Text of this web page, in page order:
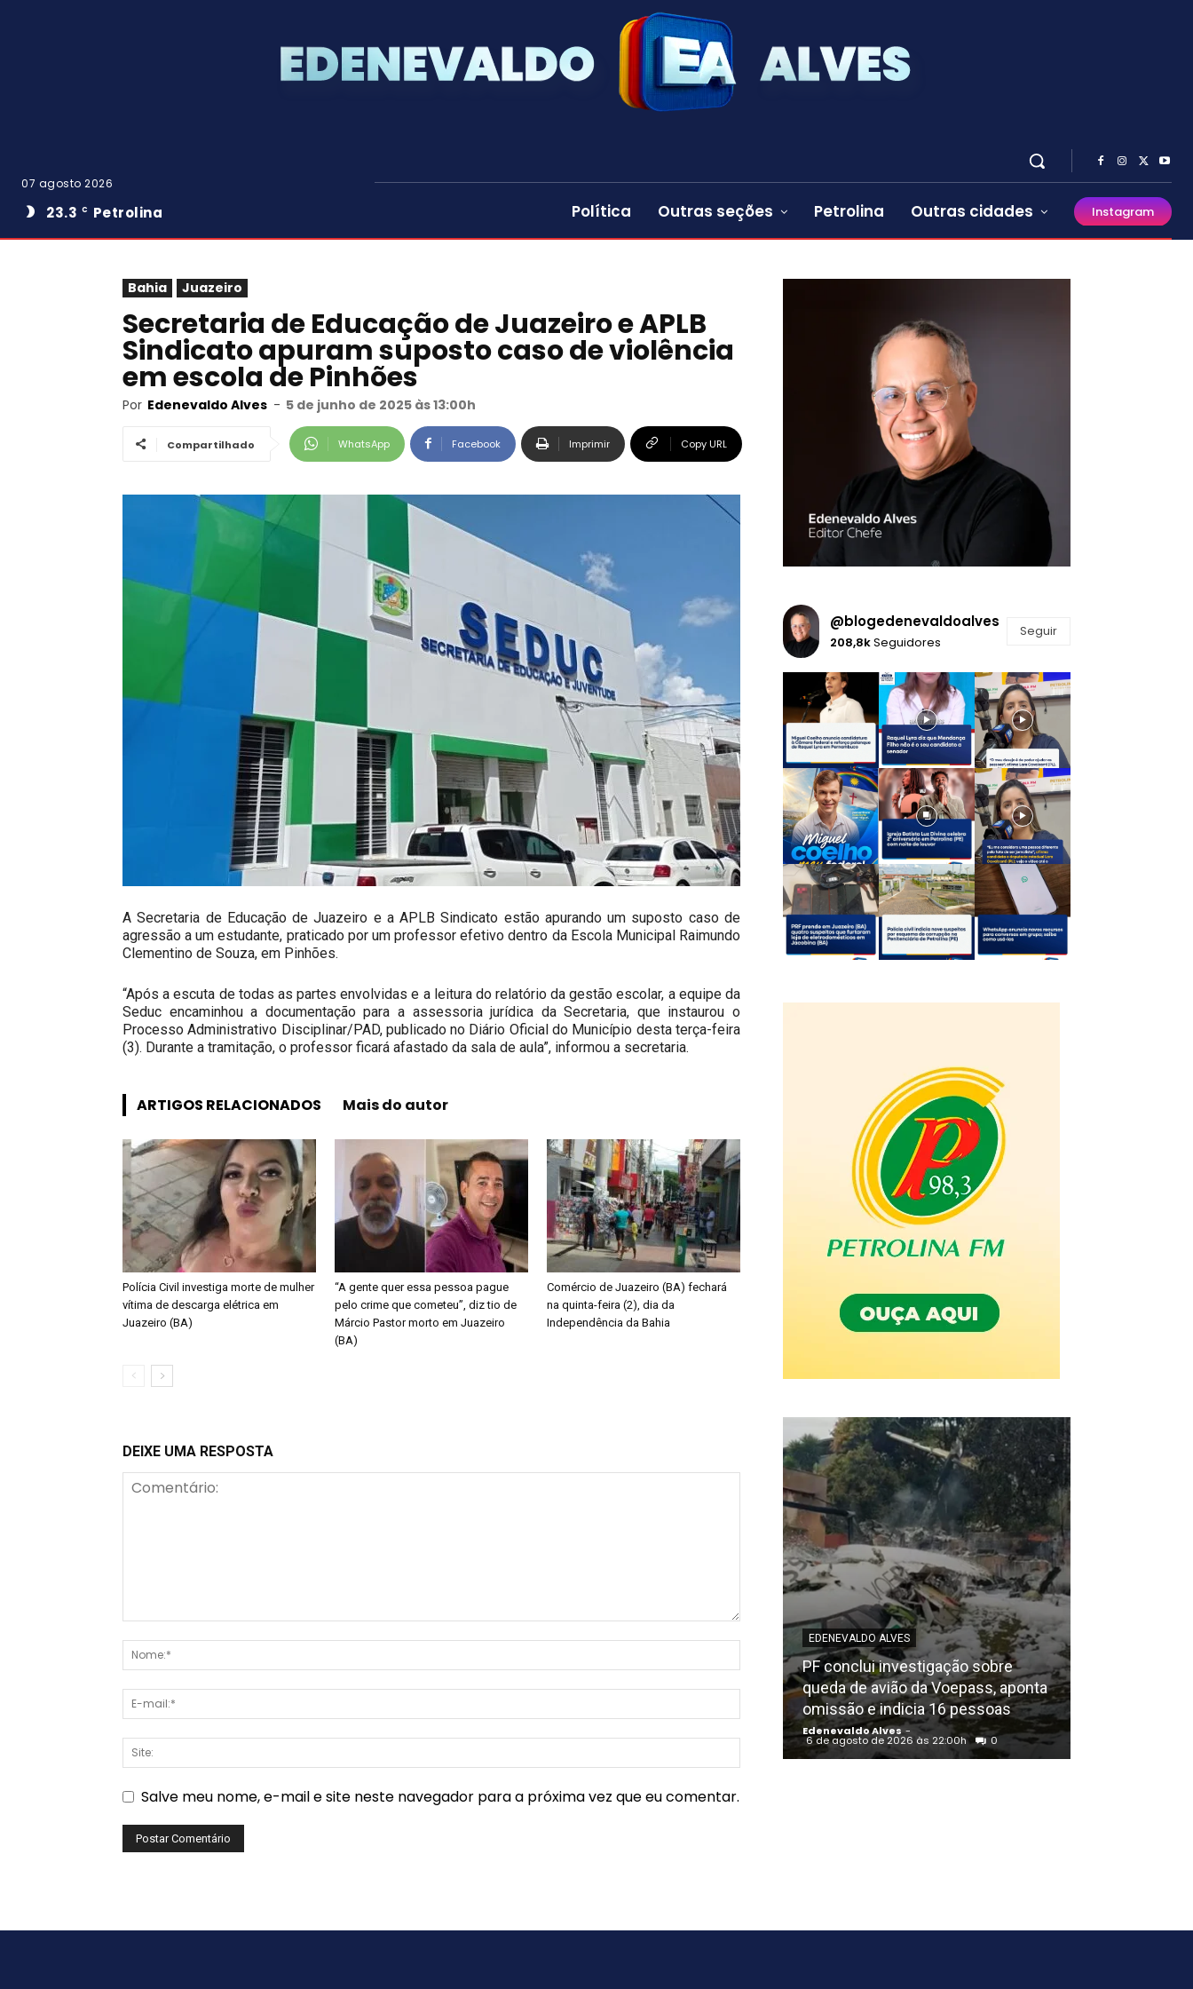
07 agosto 2026
23.3 C Petrolina Política Outras seções Petrolina Outras cidades Instagram
Bahia Juazeiro
Secretaria de Educação de Juazeiro e APLB
Sindicato apuram suposto caso de violência
em escola de Pinhões
Por Edenevaldo Alves - 5 de junho de 2025 às 13:00h
Compartilhado WhatsApp Facebook Imprimir Copy URL
A Secretaria de Educação de Juazeiro e a APLB Sindicato estão apurando um suposto caso de
agressão a um estudante, praticado por um professor efetivo dentro da Escola Municipal Raimundo
Clementino de Souza, em Pinhões.
“Após a escuta de todas as partes envolvidas e a leitura do relatório da gestão escolar, a equipe da
Seduc encaminhou a documentação para a assessoria jurídica da Secretaria, que instaurou o
Processo Administrativo Disciplinar/PAD, publicado no Diário Oficial do Município desta terça-feira
(3). Durante a tramitação, o professor ficará afastado da sala de aula”, informou a secretaria.
ARTIGOS RELACIONADOS Mais do autor
Polícia Civil investiga morte de mulher
vítima de descarga elétrica em
Juazeiro (BA)
“A gente quer essa pessoa pague
pelo crime que cometeu”, diz tio de
Márcio Pastor morto em Juazeiro
(BA)
Comércio de Juazeiro (BA) fechará
na quinta-feira (2), dia da
Independência da Bahia
DEIXE UMA RESPOSTA
Salve meu nome, e-mail e site neste navegador para a próxima vez que eu comentar.
@blogedenevaldoalves
208,8kSeguidores
Seguir
EDENEVALDO ALVES
PF conclui investigação sobre
queda de avião da Voepass, aponta
omissão e indicia 16 pessoas
Edenevaldo Alves -
6 de agosto de 2026 às 22:00h 0